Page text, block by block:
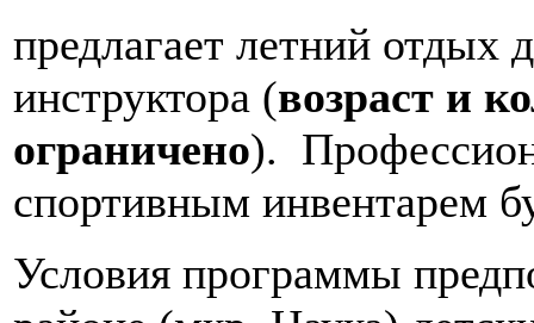
предлагает летний отдых
инструктора (возраст и
ограничено).
спортивным инвентарем
Условия программы